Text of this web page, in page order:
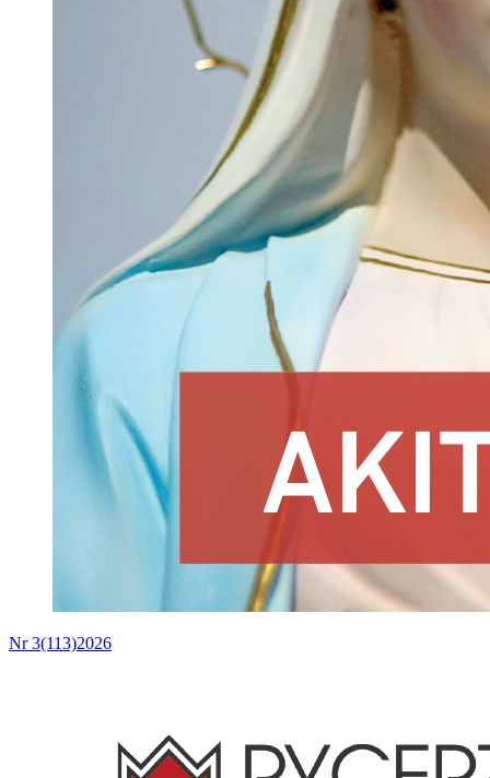
Nr 3(113)2026